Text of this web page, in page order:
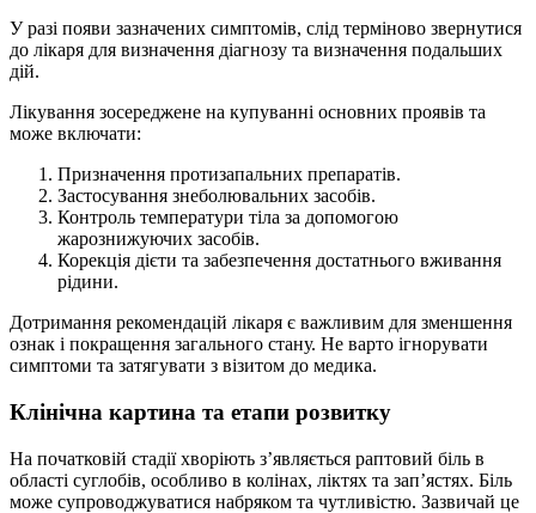
У разі появи зазначених симптомів, слід терміново звернутися
до лікаря для визначення діагнозу та визначення подальших
дій.
Лікування зосереджене на купуванні основних проявів та
може включати:
Призначення протизапальних препаратів.
Застосування знеболювальних засобів.
Контроль температури тіла за допомогою
жарознижуючих засобів.
Корекція дієти та забезпечення достатнього вживання
рідини.
Дотримання рекомендацій лікаря є важливим для зменшення
ознак і покращення загального стану. Не варто ігнорувати
симптоми та затягувати з візитом до медика.
Клінічна картина та етапи розвитку
На початковій стадії хворіють з’являється раптовий біль в
області суглобів, особливо в колінах, ліктях та зап’ястях. Біль
може супроводжуватися набряком та чутливістю. Зазвичай це